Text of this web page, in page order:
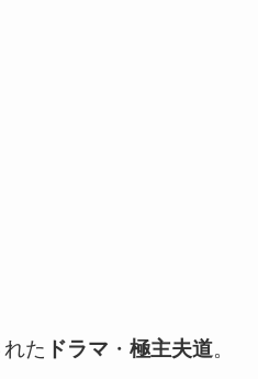
た ドラマ ・ 極主夫道。